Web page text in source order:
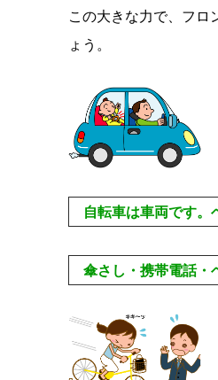
この大きな力で、フロ
ょう。
自転車は車両です。
傘さし・携帯電話・